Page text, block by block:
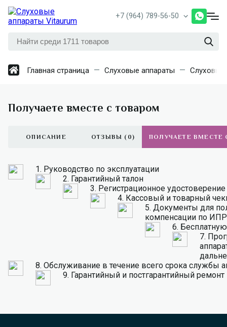
+7 (964) 789-56-50
Главная страница Слуховые аппараты Слуховые
Получаете вместе с товаром
ОПИСАНИЕ ОТЗЫВЫ (0) ПОЛУЧАЕТЕ ВМЕСТЕ
1. Руководство по эксплуатации
2. Гарантийный талон
3. Регистрационное удостоверение
4. Кассовый и товарный
5. Документы для
компенсации по ИПР
6.
7.
8. Обслуживание в течение всего срока службы
9. Гарантийный и постгарантийный ремонт